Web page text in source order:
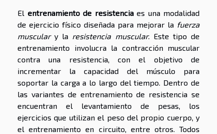
El entrenamiento de resistenciaes una modalidad
de ejercicio físico diseñada para mejorar la fuerza
musculary la resistencia muscular. Este tipo de
entrenamiento involucra la contracción muscular
contra una resistencia, con el objetivo de
incrementar la capacidad del músculo para
soportar la carga a lo largo del tiempo. Dentro de
las variantes de entrenamiento de resistencia se
encuentran el levantamiento de pesas, los
ejercicios que utilizan el peso del propio cuerpo, y
el entrenamiento en circuito, entre otros. Todos